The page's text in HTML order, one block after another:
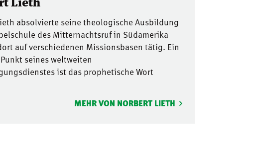
absolvierte seine theologische Ausbildung
des Mitternachtsruf in Südamerika
auf verschiedenen Missionsbasen tätig. Ein
seines weltweiten
ist das prophetische Wort
MEHR VON NORBERT LIETH